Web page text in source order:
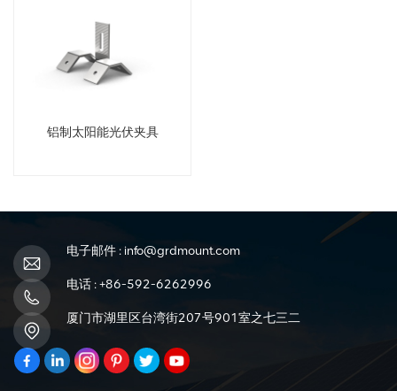
铝制太阳能光伏夹具
电子邮件 : info@grdmount.com
电话 :+86-592-6262996
厦门市湖里区台湾街207号901室之七三二